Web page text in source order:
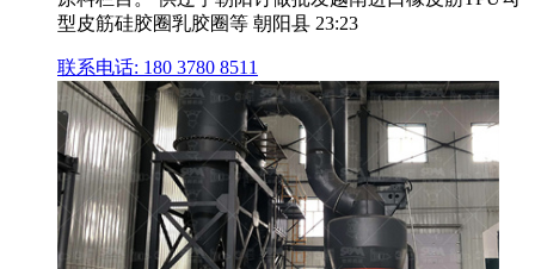
型皮筋硅胶圈乳胶圈等 朝阳县 23:23
联系电话: 180 3780 8511